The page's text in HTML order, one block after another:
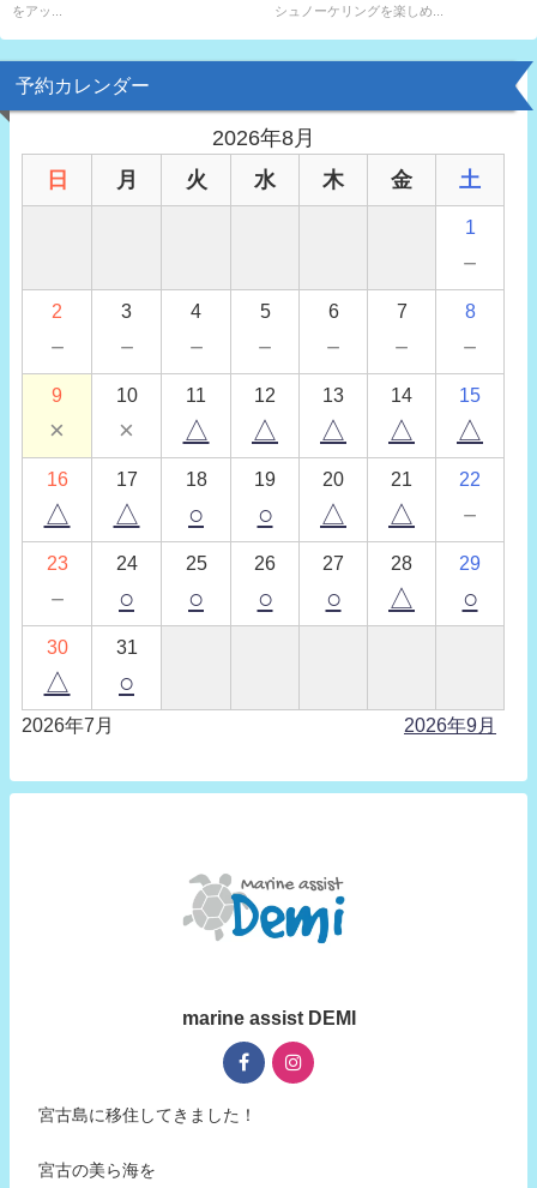
をアッ...
シュノーケリングを楽しめ...
予約カレンダー
2026年8月
日
月 火 水 木 金 土
1
－
2
－
3
－
4
－
5
－
6
－
7
－
8
－
9
×
10
×
11
△
12
△
13
△
14
△
15
△
16
△
17
△
18
○
19
○
20
△
21
△
22
－
23
－
24
○
25
○
26
○
27
○
28
△
29
○
30
△
31
○
2026年7月 2026年9月
marine assist DEMI
宮古島に移住してきました！
宮古の美ら海を